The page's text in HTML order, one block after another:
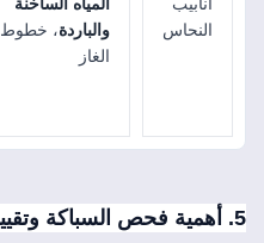
النحاس
والباردة، خطوط
الغاز
5. أهمية فحص السباكة وتقييم العلامات التحذيرية